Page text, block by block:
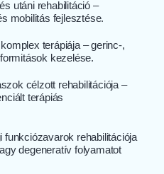
utáni rehabilitáció –
mobilitás fejlesztése.
terápiája – gerinc-,
kezelése.
célzott rehabilitációja –
terápiás
funkciózavarok rehabilitációja
degeneratív folyamatot